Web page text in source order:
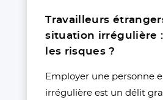
Travailleurs
situation irrégulière
les risques ?
Employer une personne
irrégulière est un délit